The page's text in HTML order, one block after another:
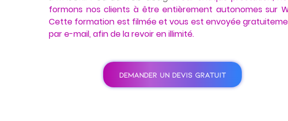
formons nos clients à être entièrement autonomes sur
Cette formation est filmée et vous est envoyée
par e-mail, afin de la revoir en illimité.
DEMANDER UN DEVIS GRATUIT